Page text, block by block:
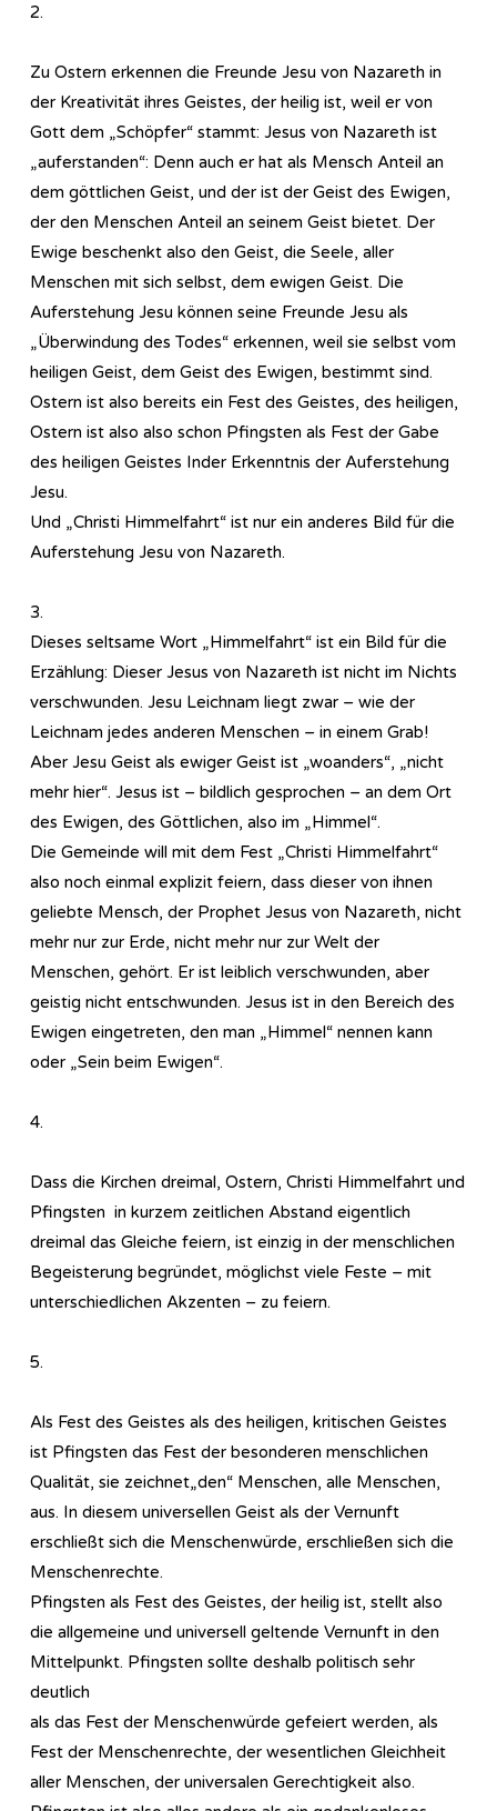
2.
Zu Ostern erkennen die Freunde Jesu von Nazareth in
der Kreativität ihres Geistes, der heilig ist, weil er von
Gott dem „Schöpfer“ stammt: Jesus von Nazareth ist
„auferstanden“: Denn auch er hat als Mensch Anteil an
dem göttlichen Geist, und der ist der Geist des Ewigen,
der den Menschen Anteil an seinem Geist bietet. Der
Ewige beschenkt also den Geist, die Seele, aller
Menschen mit sich selbst, dem ewigen Geist. Die
Auferstehung Jesu können seine Freunde Jesu als
„Überwindung des Todes“ erkennen, weil sie selbst vom
heiligen Geist, dem Geist des Ewigen, bestimmt sind.
Ostern ist also bereits ein Fest des Geistes, des heiligen,
Ostern ist also also schon Pfingsten als Fest der Gabe
des heiligen Geistes Inder Erkenntnis der Auferstehung
Jesu.
Und „Christi Himmelfahrt“ ist nur ein anderes Bild für die
Auferstehung Jesu von Nazareth.
3.
Dieses seltsame Wort „Himmelfahrt“ ist ein Bild für die
Erzählung: Dieser Jesus von Nazareth ist nicht im Nichts
verschwunden. Jesu Leichnam liegt zwar – wie der
Leichnam jedes anderen Menschen – in einem Grab!
Aber Jesu Geist als ewiger Geist ist „woanders“, „nicht
mehr hier“. Jesus ist – bildlich gesprochen – an dem Ort
des Ewigen, des Göttlichen, also im „Himmel“.
Die Gemeinde will mit dem Fest „Christi Himmelfahrt“
also noch einmal explizit feiern, dass dieser von ihnen
geliebte Mensch, der Prophet Jesus von Nazareth, nicht
mehr nur zur Erde, nicht mehr nur zur Welt der
Menschen, gehört. Er ist leiblich verschwunden, aber
geistig nicht entschwunden. Jesus ist in den Bereich des
Ewigen eingetreten, den man „Himmel“ nennen kann
oder „Sein beim Ewigen“.
4.
Dass die Kirchen dreimal, Ostern, Christi Himmelfahrt und
Pfingsten in kurzem zeitlichen Abstand eigentlich
dreimal das Gleiche feiern, ist einzig in der menschlichen
Begeisterung begründet, möglichst viele Feste – mit
unterschiedlichen Akzenten – zu feiern.
5.
Als Fest des Geistes als des heiligen, kritischen Geistes
ist Pfingsten das Fest der besonderen menschlichen
Qualität, sie zeichnet„den“ Menschen, alle Menschen,
aus. In diesem universellen Geist als der Vernunft
erschließt sich die Menschenwürde, erschließen sich die
Menschenrechte.
Pfingsten als Fest des Geistes, der heilig ist, stellt also
die allgemeine und universell geltende Vernunft in den
Mittelpunkt. Pfingsten sollte deshalb politisch sehr
deutlich
als das Fest der Menschenwürde gefeiert werden, als
Fest der Menschenrechte, der wesentlichen Gleichheit
aller Menschen, der universalen Gerechtigkeit also.